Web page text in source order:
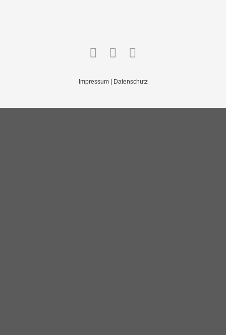
Impressum| Datenschutz